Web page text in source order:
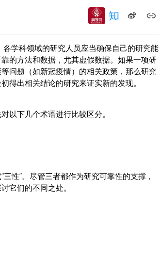
学科领域的研究人员应当确保自己的研究能
的方法和数据，尤其虚假数据。如果一项研
问题（如新冠疫情）的相关政策，那么研究
得出相关结论的研究来证实新的发现。
以下几个术语进行比较区分。
性”。尽管三者都作为研究可靠性的支撑，
它们的不同之处。